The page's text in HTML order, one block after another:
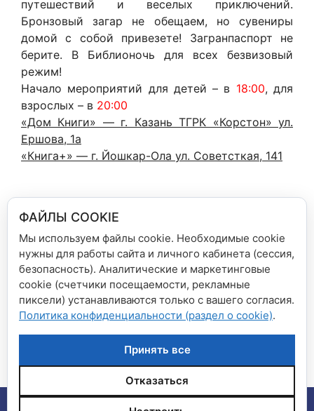
путешествий и веселых приключений.
Бронзовый загар не обещаем, но сувениры
домой с собой привезете! Загранпаспорт не
берите. В Библионочь для всех безвизовый
режим!
Начало мероприятий для детей – в 18:00, для
взрослых – в 20:00
«Дом Книги» — г. Казань ТГРК «Корстон» ул.
Ершова, 1а
«Книга+» — г. Йошкар-Ола ул. Советсткая, 141
ограниченной группы товаров):
c20:00до22:00–20%
с22:00до 00:00–30%
Рубрики
Новости сети магазинов
Отчёт о встрече с Романом Злотниковым
Библиосумерки
ФАЙЛЫ COOKIE
Мы используем файлы cookie. Необходимые cookie
нужны для работы сайта и личного кабинета (сессия,
безопасность). Аналитические и маркетинговые
cookie (счетчики посещаемости, рекламные
пиксели) устанавливаются только с вашего согласия.
Политика конфиденциальности (раздел о cookie).
Принять все
Отказаться